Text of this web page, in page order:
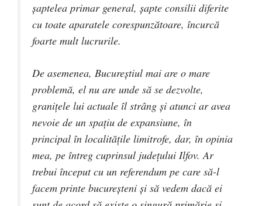
șaptelea primar general, șapte consilii diferite
cu toate aparatele corespunzătoare, încurcă
foarte mult lucrurile.
De asemenea, Bucureștiul mai are o mare
problemă, el nu are unde să se dezvolte,
granițele lui actuale îl strâng și atunci ar avea
nevoie de un spațiu de expansiune, în
principal în localitățile limitrofe, dar, în opinia
mea, pe întreg cuprinsul județului Ilfov. Ar
trebui început cu un referendum pe care să-l
facem printe bucureșteni și să vedem dacă ei